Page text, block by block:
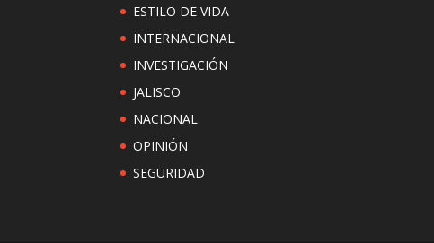
ESTILO DE VIDA
INTERNACIONAL
INVESTIGACIÓN
JALISCO
NACIONAL
OPINIÓN
SEGURIDAD